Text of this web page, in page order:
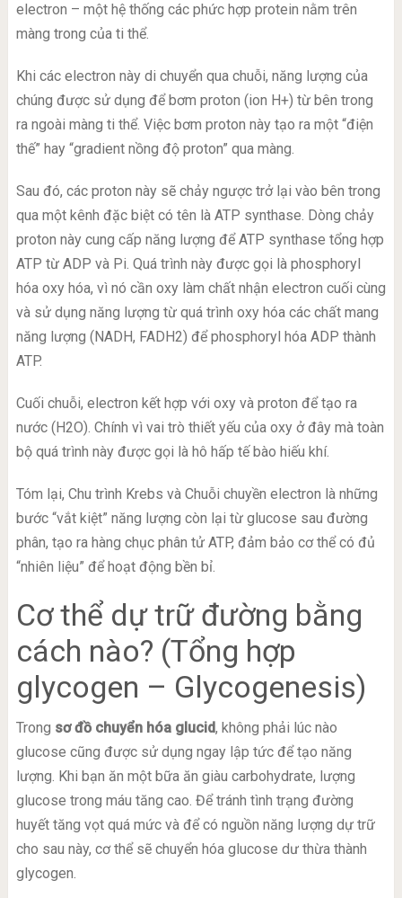
electron – một hệ thống các phức hợp protein nằm trên
màng trong của ti thể.
Khi các electron này di chuyển qua chuỗi, năng lượng của
chúng được sử dụng để bơm proton (ion H+) từ bên trong
ra ngoài màng ti thể. Việc bơm proton này tạo ra một “điện
thế” hay “gradient nồng độ proton” qua màng.
Sau đó, các proton này sẽ chảy ngược trở lại vào bên trong
qua một kênh đặc biệt có tên là ATP synthase. Dòng chảy
proton này cung cấp năng lượng để ATP synthase tổng hợp
ATP từ ADP và Pi. Quá trình này được gọi là phosphoryl
hóa oxy hóa, vì nó cần oxy làm chất nhận electron cuối cùng
và sử dụng năng lượng từ quá trình oxy hóa các chất mang
năng lượng (NADH, FADH2) để phosphoryl hóa ADP thành
ATP.
Cuối chuỗi, electron kết hợp với oxy và proton để tạo ra
nước (H2O). Chính vì vai trò thiết yếu của oxy ở đây mà toàn
bộ quá trình này được gọi là hô hấp tế bào hiếu khí.
Tóm lại, Chu trình Krebs và Chuỗi chuyền electron là những
bước “vắt kiệt” năng lượng còn lại từ glucose sau đường
phân, tạo ra hàng chục phân tử ATP, đảm bảo cơ thể có đủ
“nhiên liệu” để hoạt động bền bỉ.
Cơ thể dự trữ đường bằng
cách nào? (Tổng hợp
glycogen – Glycogenesis)
Trong sơ đồ chuyển hóa glucid, không phải lúc nào
glucose cũng được sử dụng ngay lập tức để tạo năng
lượng. Khi bạn ăn một bữa ăn giàu carbohydrate, lượng
glucose trong máu tăng cao. Để tránh tình trạng đường
huyết tăng vọt quá mức và để có nguồn năng lượng dự trữ
cho sau này, cơ thể sẽ chuyển hóa glucose dư thừa thành
glycogen.